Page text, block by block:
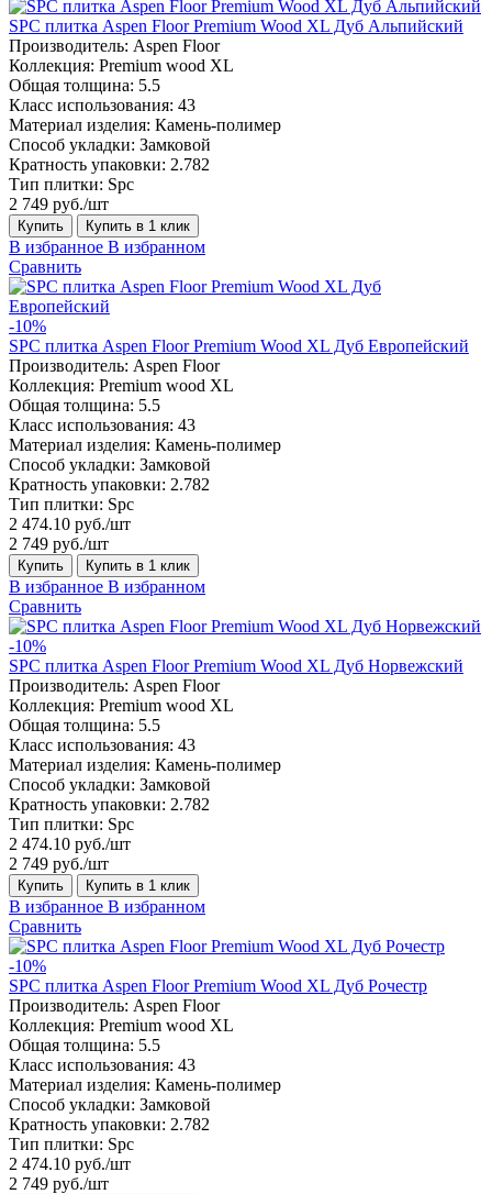
SPC плитка Aspen Floor Premium Wood XL Дуб Альпийский
Производитель: Aspen Floor
Коллекция: Premium wood XL
Общая толщина: 5.5
Класс использования: 43
Материал изделия: Камень-полимер
Способ укладки: Замковой
Кратность упаковки: 2.782
Тип плитки: Spc
2 749 руб./шт
Купить Купить в 1 клик
В избранное В избранном
Сравнить
-10%
SPC плитка Aspen Floor Premium Wood XL Дуб Европейский
Производитель: Aspen Floor
Коллекция: Premium wood XL
Общая толщина: 5.5
Класс использования: 43
Материал изделия: Камень-полимер
Способ укладки: Замковой
Кратность упаковки: 2.782
Тип плитки: Spc
2 474.10 руб./шт
2 749 руб./шт
Купить Купить в 1 клик
В избранное В избранном
Сравнить
-10%
SPC плитка Aspen Floor Premium Wood XL Дуб Норвежский
Производитель: Aspen Floor
Коллекция: Premium wood XL
Общая толщина: 5.5
Класс использования: 43
Материал изделия: Камень-полимер
Способ укладки: Замковой
Кратность упаковки: 2.782
Тип плитки: Spc
2 474.10 руб./шт
2 749 руб./шт
Купить Купить в 1 клик
В избранное В избранном
Сравнить
-10%
SPC плитка Aspen Floor Premium Wood XL Дуб Рочестр
Производитель: Aspen Floor
Коллекция: Premium wood XL
Общая толщина: 5.5
Класс использования: 43
Материал изделия: Камень-полимер
Способ укладки: Замковой
Кратность упаковки: 2.782
Тип плитки: Spc
2 474.10 руб./шт
2 749 руб./шт